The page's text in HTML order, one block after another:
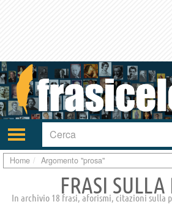
Attiva/disattiva
navigazione
Home Argomento "prosa"
FRASI SULLA
In archivio 18 frasi, aforismi, citazioni sulla